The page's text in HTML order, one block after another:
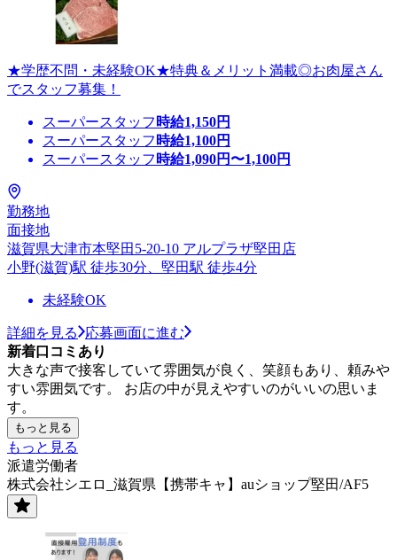
★学歴不問・未経験OK★特典＆メリット満載◎お肉屋さん
でスタッフ募集！
スーパースタッフ 時給1,150円
スーパースタッフ 時給1,100円
スーパースタッフ 時給1,090円〜1,100円
勤務地
面接地
滋賀県大津市本堅田5-20-10 アルプラザ堅田店
小野(滋賀)駅 徒歩30分、堅田駅 徒歩4分
未経験OK
詳細を見る
応募画面に進む
新着口コミあり
大きな声で接客していて雰囲気が良く、笑顔もあり、頼みや
すい雰囲気です。 お店の中が見えやすいのがいいの思いま
す。
もっと見る
もっと見る
派遣労働者
株式会社シエロ_滋賀県【携帯キャ】auショップ堅田/AF5